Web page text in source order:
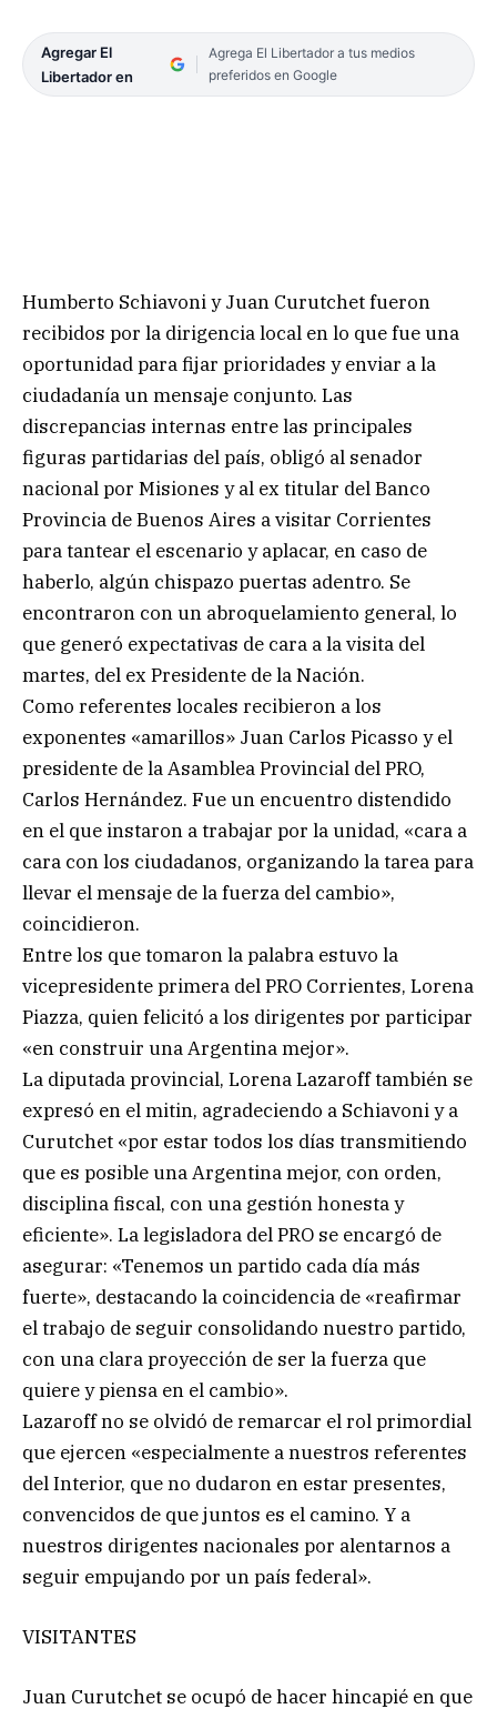
Agregar El
Libertador en
Agrega El Libertador a tus medios
preferidos en Google
Humberto Schiavoni y Juan Curutchet fueron
recibidos por la dirigencia local en lo que fue una
oportunidad para fijar prioridades y enviar a la
ciudadanía un mensaje conjunto. Las
discrepancias internas entre las principales
figuras partidarias del país, obligó al senador
nacional por Misiones y al ex titular del Banco
Provincia de Buenos Aires a visitar Corrientes
para tantear el escenario y aplacar, en caso de
haberlo, algún chispazo puertas adentro. Se
encontraron con un abroquelamiento general, lo
que generó expectativas de cara a la visita del
martes, del ex Presidente de la Nación.
Como referentes locales recibieron a los
exponentes «amarillos» Juan Carlos Picasso y el
presidente de la Asamblea Provincial del PRO,
Carlos Hernández. Fue un encuentro distendido
en el que instaron a trabajar por la unidad, «cara a
cara con los ciudadanos, organizando la tarea para
llevar el mensaje de la fuerza del cambio»,
coincidieron.
Entre los que tomaron la palabra estuvo la
vicepresidente primera del PRO Corrientes, Lorena
Piazza, quien felicitó a los dirigentes por participar
«en construir una Argentina mejor».
La diputada provincial, Lorena Lazaroff también se
expresó en el mitin, agradeciendo a Schiavoni y a
Curutchet «por estar todos los días transmitiendo
que es posible una Argentina mejor, con orden,
disciplina fiscal, con una gestión honesta y
eficiente». La legisladora del PRO se encargó de
asegurar: «Tenemos un partido cada día más
fuerte», destacando la coincidencia de «reafirmar
el trabajo de seguir consolidando nuestro partido,
con una clara proyección de ser la fuerza que
quiere y piensa en el cambio».
Lazaroff no se olvidó de remarcar el rol primordial
que ejercen «especialmente a nuestros referentes
del Interior, que no dudaron en estar presentes,
convencidos de que juntos es el camino. Y a
nuestros dirigentes nacionales por alentarnos a
seguir empujando por un país federal».
VISITANTES
Juan Curutchet se ocupó de hacer hincapié en que